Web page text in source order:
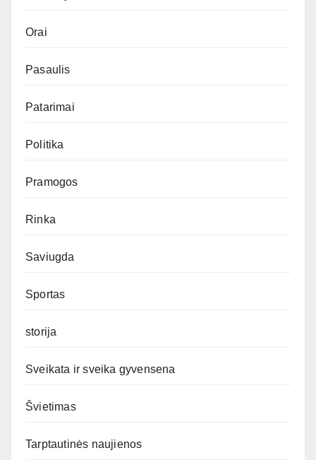
Orai
Pasaulis
Patarimai
Politika
Pramogos
Rinka
Saviugda
Sportas
storija
Sveikata ir sveika gyvensena
Švietimas
Tarptautinės naujienos